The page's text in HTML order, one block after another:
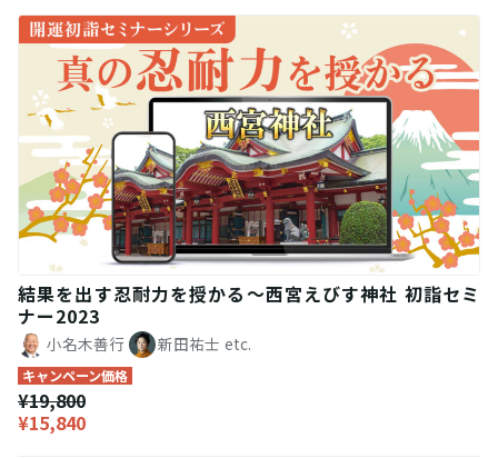
結果を出す忍耐力を授かる〜西宮えびす神社 初詣セミ
ナー2023
小名木善行 新田祐士 etc.
キャンペーン価格
¥19,800
¥15,840